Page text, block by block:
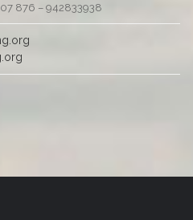
876 – 942833938